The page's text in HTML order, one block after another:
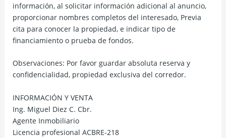
información, al solicitar información adicional al anuncio,
proporcionar nombres completos del interesado, Previa
cita para conocer la propiedad, e indicar tipo de
financiamiento o prueba de fondos.
Observaciones: Por favor guardar absoluta reserva y
confidencialidad, propiedad exclusiva del corredor.
INFORMACIÓN Y VENTA
Ing. Miguel Diez C. Cbr.
Agente Inmobiliario
Licencia profesional ACBRE-218